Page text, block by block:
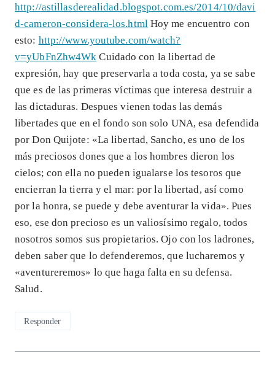
http://astillasderealidad.blogspot.com.es/2014/10/davi
d-cameron-considera-los.htmlHoy me encuentro con
esto: http://www.youtube.com/watch?
v=yUbFnZhw4Wk Cuidado con la libertad de
expresión, hay que preservarla a toda costa, ya se sabe
que es de las primeras víctimas que interesa destruir a
las dictaduras. Despues vienen todas las demás
libertades que en el fondo son solo UNA, esa defendida
por Don Quijote: «La libertad, Sancho, es uno de los
más preciosos dones que a los hombres dieron los
cielos; con ella no pueden igualarse los tesoros que
encierran la tierra y el mar: por la libertad, así como
por la honra, se puede y debe aventurar la vida». Pues
eso, ese don precioso es un valiosísimo regalo, todos
nosotros somos sus propietarios. Ojo con los ladrones,
deben saber que lo defenderemos, que lucharemos y
«aventureremos» lo que haga falta en su defensa.
Salud.
Responder